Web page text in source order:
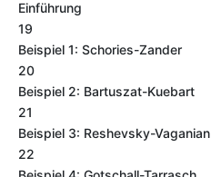
Einführung
19
Beispiel 1: Schories-Zander
20
Beispiel 2: Bartuszat-Kuebart
21
Beispiel 3: Reshevsky-Vaganian
22